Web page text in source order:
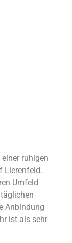
ruhigen
Lierenfeld.
Umfeld
Anbindung
ist als sehr